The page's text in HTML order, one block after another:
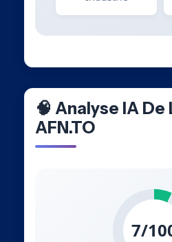
🧠 Analyse IA De
AFN.TO
7/